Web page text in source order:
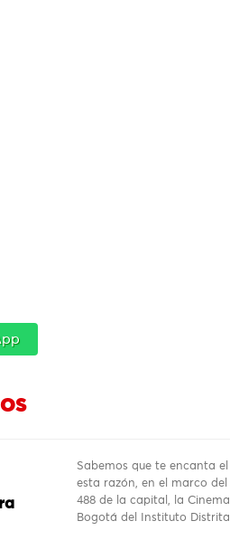
Sabemos que te encanta
esta razón, en el marco del
488 de la capital, la
Bogotá del Instituto